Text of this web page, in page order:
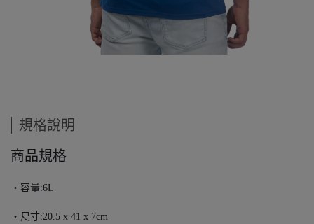
規格說明
商品規格
・容量:6L
・尺寸:20.5 x 41 x 7cm